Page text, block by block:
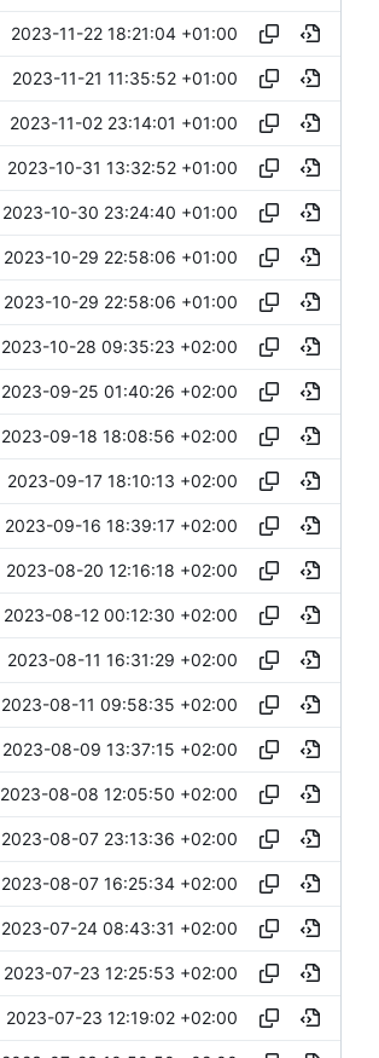
2023-11-22 18:21:04 +01:00
2023-11-21 11:35:52 +01:00
2023-11-02 23:14:01 +01:00
2023-10-31 13:32:52 +01:00
2023-10-30 23:24:40 +01:00
2023-10-29 22:58:06 +01:00
2023-10-29 22:58:06 +01:00
2023-10-28 09:35:23 +02:00
2023-09-25 01:40:26 +02:00
2023-09-18 18:08:56 +02:00
2023-09-17 18:10:13 +02:00
2023-09-16 18:39:17 +02:00
2023-08-20 12:16:18 +02:00
2023-08-12 00:12:30 +02:00
2023-08-11 16:31:29 +02:00
2023-08-11 09:58:35 +02:00
2023-08-09 13:37:15 +02:00
2023-08-08 12:05:50 +02:00
2023-08-07 23:13:36 +02:00
2023-08-07 16:25:34 +02:00
2023-07-24 08:43:31 +02:00
2023-07-23 12:25:53 +02:00
2023-07-23 12:19:02 +02:00